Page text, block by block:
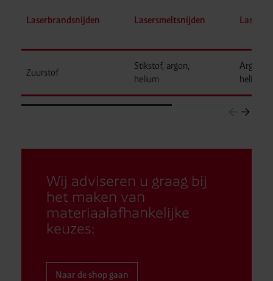
Laserbrandsnijden Lasersmeltsnijden
Zuurstof
Stikstof, argon,
helium
Argon,
helium
Wij adviseren u graag bij
het maken van
materiaalafhankelijke
keuzes:
Naar de shop gaan